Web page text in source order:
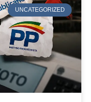
UNCATEGORIZED